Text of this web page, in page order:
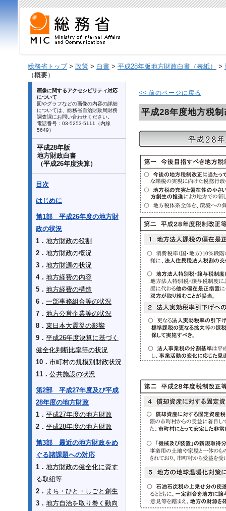
総務省トップ> 政策 > 白書 > 平成28年版地方財政白書（表紙） >
（概要）
画像に関するアクセシビリティ対応
について
図やグラフなどの画像の内容の詳細
については、総務省自治財政局財務
調査課にお問い合わせください。
電話番号：03-5253-5111（内線
5649）
平成28年版
地方財政白書
（平成26年度決算）
目次
はじめに
第1部 平成26年度の地方財
政の状況
1． 地方財政の役割
2． 地方財政の概況
3． 地方財源の状況
4． 地方経費の内容
5． 地方経費の構造
6． 一部事務組合等の状況
7． 地方公営企業等の状況
8． 東日本大震災の影響
9． 平成26年度決算に基づく
健全化判断比率等の状況
10． 市町村の規模別財政状況
11． 公共施設の状況
第2部 平成27年度及び平成
28年度の地方財政
1． 平成27年度の地方財政
2． 平成28年度の地方財政
第3部 最近の地方財政をめ
ぐる諸課題への対応
1． 地方財政の健全化に資す
る取組等
2． まち・ひと・しごと創生
3． 地方自治を取り巻く動向
<< 前のページに戻る
平成28年度地方税